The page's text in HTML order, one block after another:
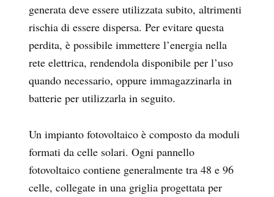
generata deve essere utilizzata subito, altrimenti
rischia di essere dispersa. Per evitare questa
perdita, è possibile immettere l’energia nella
rete elettrica, rendendola disponibile per l’uso
quando necessario, oppure immagazzinarla in
batterie per utilizzarla in seguito.
Un impianto fotovoltaico è composto da moduli
formati da celle solari. Ogni pannello
fotovoltaico contiene generalmente tra 48 e 96
celle, collegate in una griglia progettata per